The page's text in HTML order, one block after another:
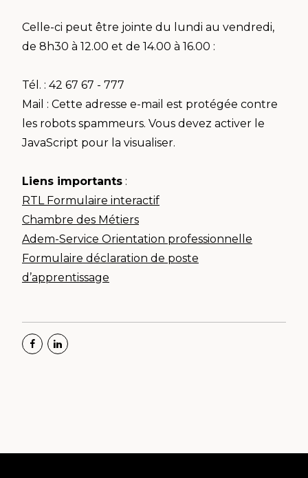
Celle-ci peut être jointe du lundi au vendredi,
de 8h30 à 12.00 et de 14.00 à 16.00 :
Tél. : 42 67 67 - 777
Mail : Cette adresse e-mail est protégée contre
les robots spammeurs. Vous devez activer le
JavaScript pour la visualiser.
Liens importants :
RTL Formulaire interactif
Chambre des Métiers
Adem-Service Orientation professionnelle
Formulaire déclaration de poste
d’apprentissage